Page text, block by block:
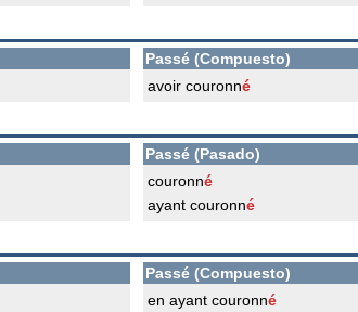
Passé (Compuesto)
avoir couronné
Passé (Pasado)
couronné
ayant couronné
Passé (Compuesto)
en ayant couronné